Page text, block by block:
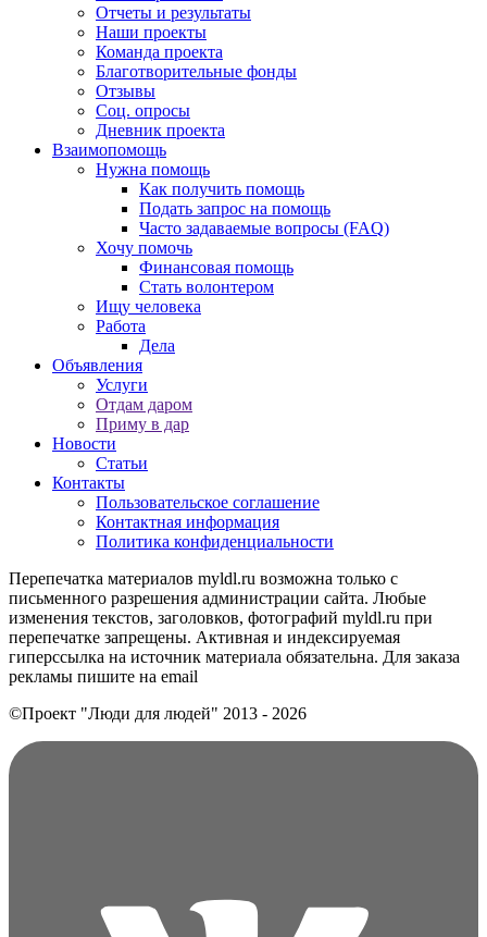
Отчеты и результаты
Наши проекты
Команда проекта
Благотворительные фонды
Отзывы
Соц. опросы
Дневник проекта
Взаимопомощь
Нужна помощь
Как получить помощь
Подать запрос на помощь
Часто задаваемые вопросы (FAQ)
Хочу помочь
Финансовая помощь
Стать волонтером
Ищу человека
Работа
Дела
Объявления
Услуги
Отдам даром
Приму в дар
Новости
Статьи
Контакты
Пользовательское соглашение
Контактная информация
Политика конфиденциальности
Перепечатка материалов myldl.ru возможна только с
письменного разрешения администрации сайта. Любые
изменения текстов, заголовков, фотографий myldl.ru при
перепечатке запрещены. Активная и индексируемая
гиперссылка на источник материала обязательна. Для заказа
рекламы пишите на еmail
©Проект "Люди для людей" 2013 - 2026